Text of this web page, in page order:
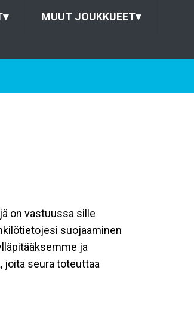
▾ MUUT JOUKKUEET▾
on vastuussa sille
suojaaminen
ja
joita seura toteuttaa